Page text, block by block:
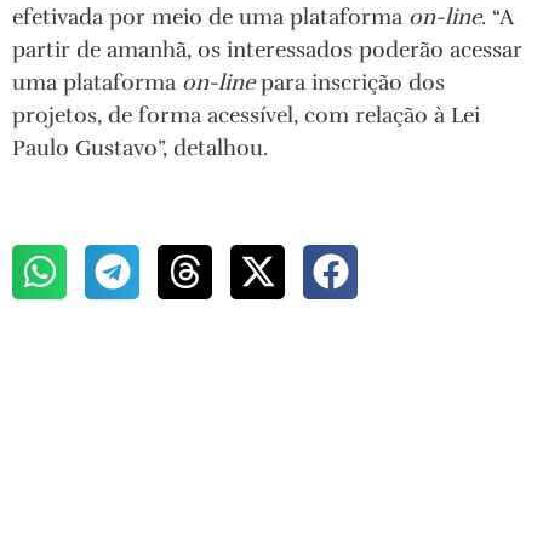
efetivada por meio de uma plataforma on-line. “A
partir de amanhã, os interessados poderão acessar
uma plataforma on-linepara inscrição dos
projetos, de forma acessível, com relação à Lei
Paulo Gustavo”, detalhou.